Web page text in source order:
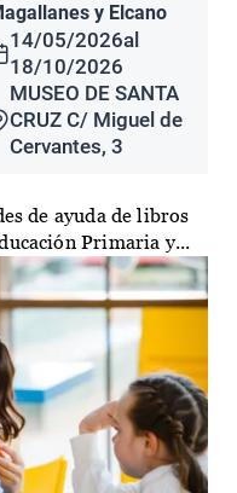
y Elcano
14/05/2026al
18/10/2026
MUSEO DE SANTA
CRUZ C/ Miguel de
Cervantes, 3
de ayuda de libros
Primaria y...